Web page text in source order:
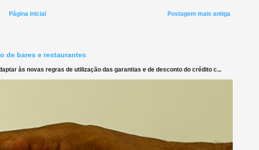
Postagem mais antiga
Página inicial
de bares e restaurantes
às novas regras de utilização das garantias e de desconto do crédito c...